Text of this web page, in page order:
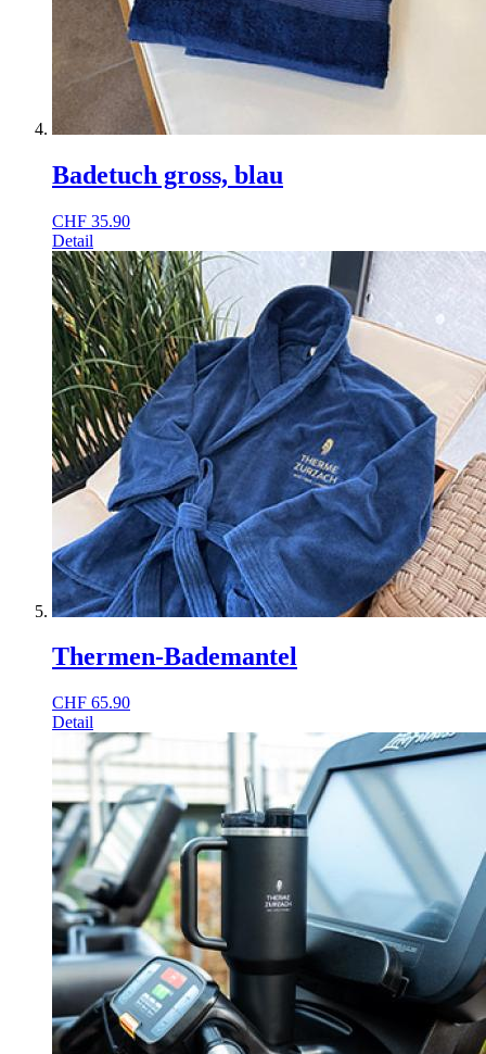
Badetuch gross, blau
CHF 35.90
Detail
Thermen-Bademantel
CHF 65.90
Detail